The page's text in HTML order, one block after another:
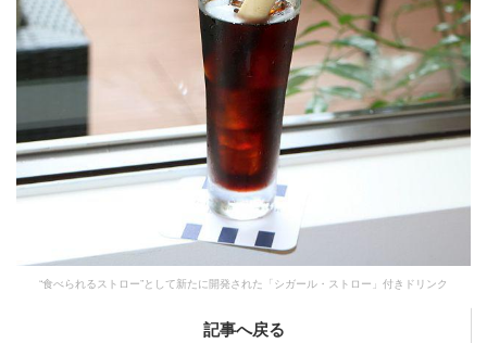
“食べられるストロー”として新たに開発された「シガール・ストロー」付きドリンク
記事へ戻る